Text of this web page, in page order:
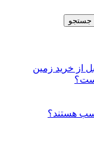
از خرید زمین
هستند؟